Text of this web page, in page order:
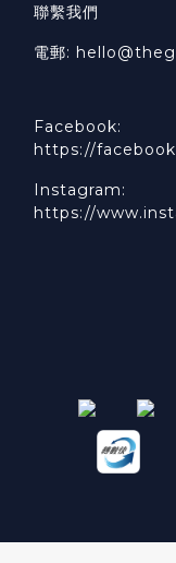
聯繫我們
電郵:
Facebook:
https://
Instagram:
https://